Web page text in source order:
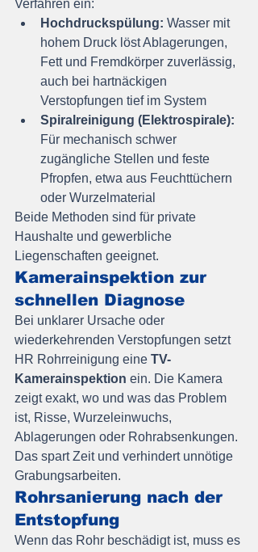
Verfahren ein:
Hochdruckspülung: Wasser mit
hohem Druck löst Ablagerungen,
Fett und Fremdkörper zuverlässig,
auch bei hartnäckigen
Verstopfungen tief im System
Spiralreinigung (Elektrospirale):
Für mechanisch schwer
zugängliche Stellen und feste
Pfropfen, etwa aus Feuchttüchern
oder Wurzelmaterial
Beide Methoden sind für private
Haushalte und gewerbliche
Liegenschaften geeignet.
Kamerainspektion zur
schnellen Diagnose
Bei unklarer Ursache oder
wiederkehrenden Verstopfungen setzt
HR Rohrreinigung eine TV-
Kamerainspektion ein. Die Kamera
zeigt exakt, wo und was das Problem
ist, Risse, Wurzeleinwuchs,
Ablagerungen oder Rohrabsenkungen.
Das spart Zeit und verhindert unnötige
Grabungsarbeiten.
Rohrsanierung nach der
Entstopfung
Wenn das Rohr beschädigt ist, muss es